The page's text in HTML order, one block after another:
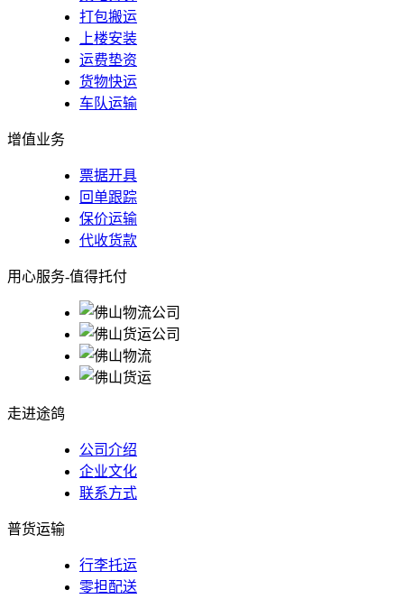
打包搬运
上楼安装
运费垫资
货物快运
车队运输
增值业务
票据开具
回单跟踪
保价运输
代收货款
用心服务-值得托付
走进途鸽
公司介绍
企业文化
联系方式
普货运输
行李托运
零担配送